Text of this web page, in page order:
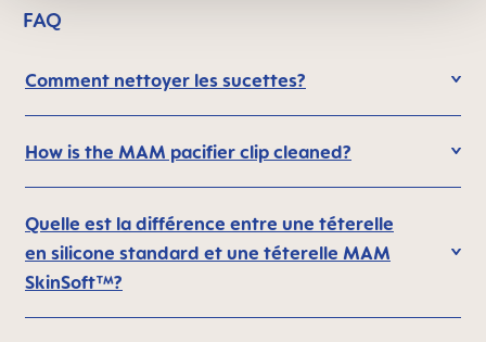
FAQ
Comment nettoyer les sucettes?
How is the MAM pacifier clip cleaned?
Quelle est la différence entre une téterelle
en silicone standard et une téterelle MAM
SkinSoft™?